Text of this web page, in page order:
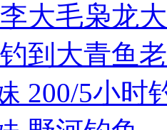
大毛枭龙
到大青鱼
200/5小时